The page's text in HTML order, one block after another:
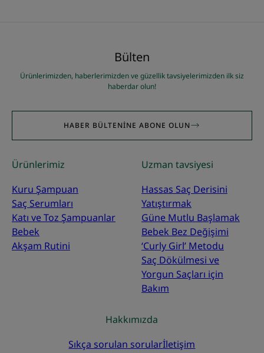
Bülten
Ürünlerimizden, haberlerimizden ve güzellik tavsiyelerimizden ilk siz
haberdar olun!
HABER BÜLTENINE ABONE OLUN
Ürünlerimiz
Kuru Şampuan
Saç Serumları
Katı ve Toz Şampuanlar
Bebek
Akşam Rutini
Uzman tavsiyesi
Hassas Saç Derisini
Yatıştırmak
Güne Mutlu Başlamak
Bebek Bez Değişimi
‘Curly Girl’ Metodu
Saç Dökülmesi ve
Yorgun Saçları için
Bakım
Hakkımızda
Sıkça sorulan sorularİletişim